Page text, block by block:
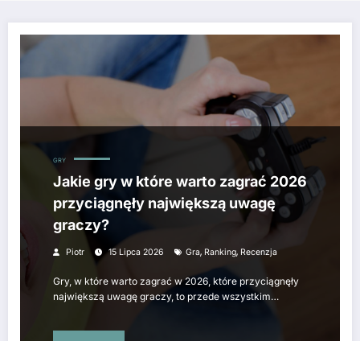
GRY
Jakie gry w które warto zagrać 2026
przyciągnęły największą uwagę
graczy?
Piotr 15 Lipca 2026 Gra, Ranking, Recenzja
Gry, w które warto zagrać w 2026, które przyciągnęły
największą uwagę graczy, to przede wszystkim…